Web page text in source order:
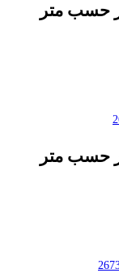
حسب متر
حسب متر